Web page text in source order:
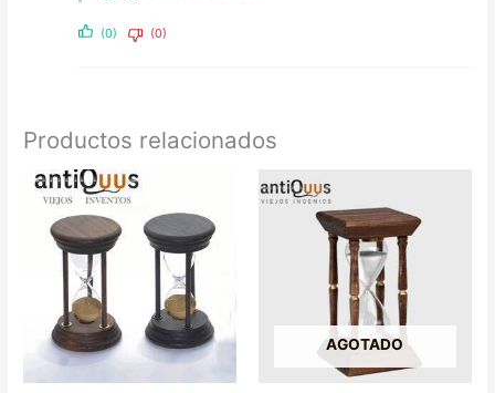
(0) (0)
Productos relacionados
AGOTADO